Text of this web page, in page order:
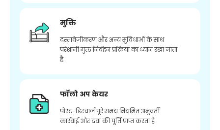
मुक्ति
दस्तावेज़ीकरण और अन्य सुविधाओं के साथ
परेशानी मुक्त निर्वहन प्रक्रिया का ध्यान रखा जाता
है
फॉलो अप केयर
पोस्ट-डिस्चार्ज पूरे समय नियमित अनुवर्ती
कार्रवाई और दवा की पूर्ति प्राप्त करता है